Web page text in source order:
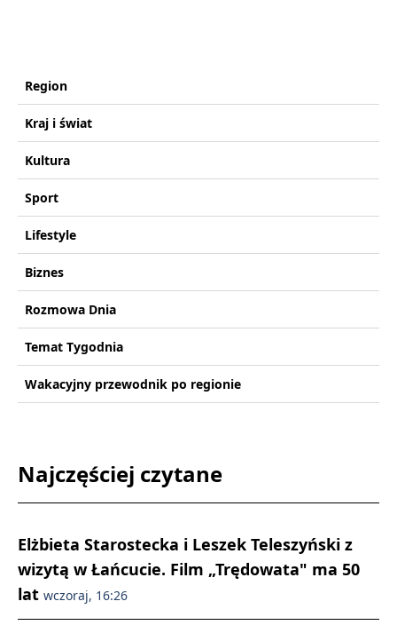
Region
Kraj i świat
Kultura
Sport
Lifestyle
Biznes
Rozmowa Dnia
Temat Tygodnia
Wakacyjny przewodnik po regionie
Najczęściej czytane
Elżbieta Starostecka i Leszek Teleszyński z
wizytą w Łańcucie. Film „Trędowata" ma 50
lat wczoraj, 16:26